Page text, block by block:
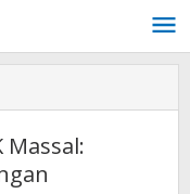
Massal: